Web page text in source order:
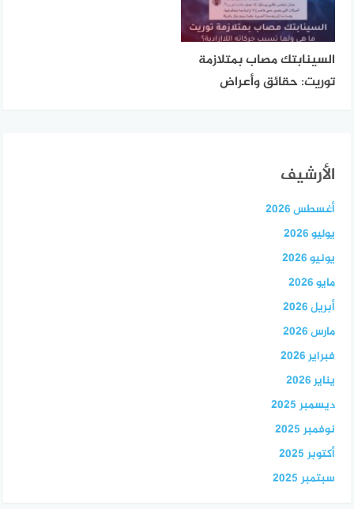
السينابتك مصاب بمتلازمة
توريت: حقائق وأعراض
الأرشيف
أغسطس 2026
يوليو 2026
يونيو 2026
مايو 2026
أبريل 2026
مارس 2026
فبراير 2026
يناير 2026
ديسمبر 2025
نوفمبر 2025
أكتوبر 2025
سبتمبر 2025